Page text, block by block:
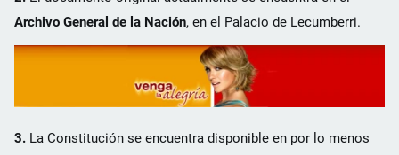
Archivo General de la Nación, en el Palacio de Lecumberri.
3. La Constitución se encuentra disponible en por lo menos